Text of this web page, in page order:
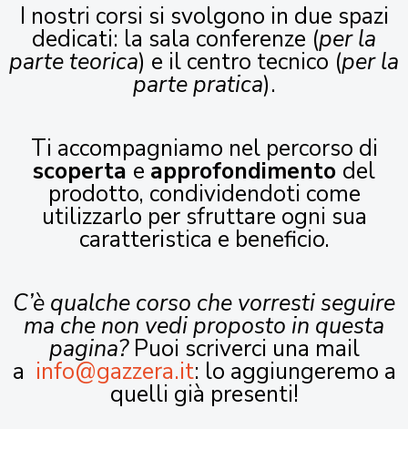
I nostri corsi si svolgono in due spazi
dedicati: la sala conferenze (per la
parte teorica) e il centro tecnico (per la
parte pratica).
Ti accompagniamo nel percorso di
scoperta e approfondimento del
prodotto, condividendoti come
utilizzarlo per sfruttare ogni sua
caratteristica e beneficio.
C’è qualche corso che vorresti seguire
ma che non vedi proposto in questa
pagina?Puoi scriverci una mail
a info@gazzera.it: lo aggiungeremo a
quelli già presenti!